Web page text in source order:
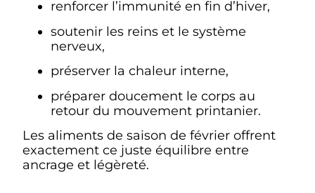
renforcer l’immunité en fin d’hiver,
soutenir les reins et le système
nerveux,
préserver la chaleur interne,
préparer doucement le corps au
retour du mouvement printanier.
Les aliments de saison de février offrent
exactement ce juste équilibre entre
ancrage et légèreté.